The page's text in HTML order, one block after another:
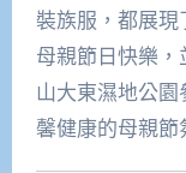
裝族服，都展
母親節日快樂
山大東濕地公
馨健康的母親節